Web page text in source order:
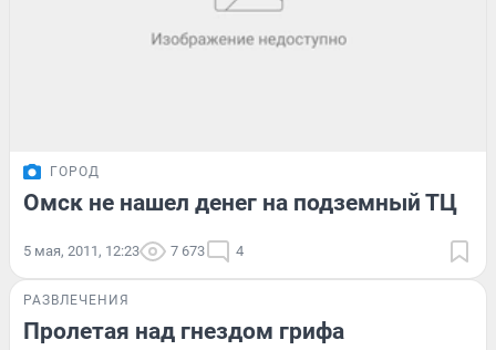
ГОРОД
Омск не нашел денег на подземный ТЦ
5 мая, 2011, 12:23 7 673 4
РАЗВЛЕЧЕНИЯ
Пролетая над гнездом грифа